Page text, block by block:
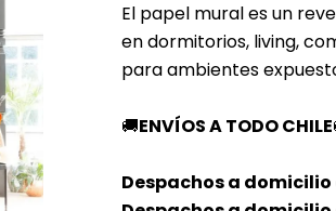
El papel mural es un
en dormitorios, living,
para ambientes
🚚ENVÍOS A TODO CHILE
Despachos a